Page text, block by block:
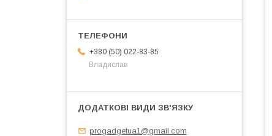
+380 (50) 022-83-85
Владислав
progadgetua1@gmail.com